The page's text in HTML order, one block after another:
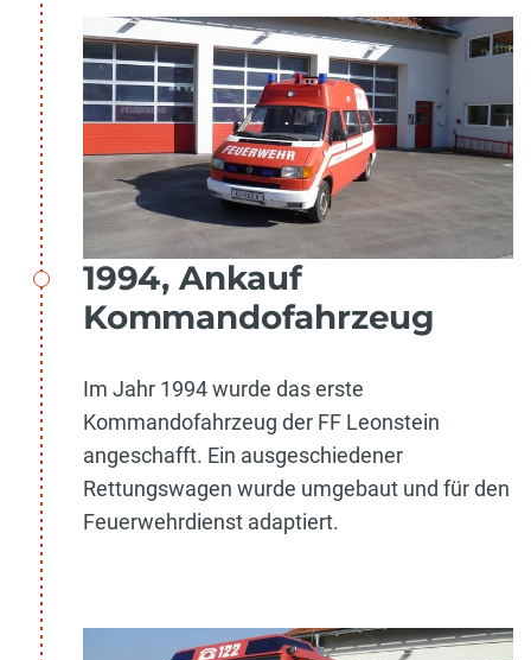
1994, Ankauf
Kommandofahrzeug
Im Jahr 1994 wurde das erste
Kommandofahrzeug der FF Leonstein
angeschafft. Ein ausgeschiedener
Rettungswagen wurde umgebaut und für den
Feuerwehrdienst adaptiert.